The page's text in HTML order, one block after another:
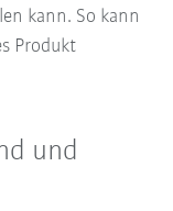
kann. So kann
Produkt
und